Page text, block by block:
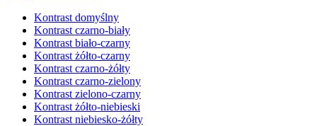
Kontrast domyślny
Kontrast czarno-biały
Kontrast biało-czarny
Kontrast żółto-czarny
Kontrast czarno-żółty
Kontrast czarno-zielony
Kontrast zielono-czarny
Kontrast żółto-niebieski
Kontrast niebiesko-żółty